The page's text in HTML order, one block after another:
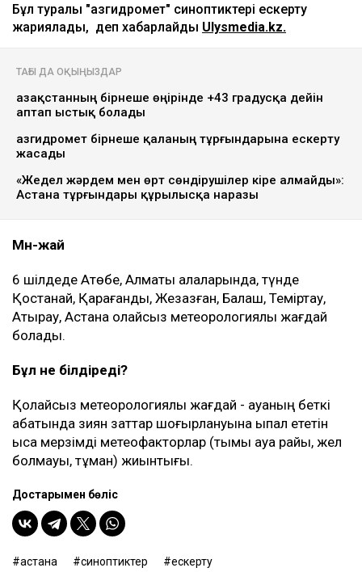
Бұл туралы "Қазгидромет" синоптиктері ескерту
жариялады, деп хабарлайды Ulysmedia.kz.
ТАҒЫ ДА ОҚЫҢЫЗДАР
Қазақстанның бірнеше өңірінде +43 градусқа дейін
аптап ыстық болады
Қазгидромет бірнеше қаланың тұрғындарына ескерту
жасады
«Жедел жәрдем мен өрт сөндірушілер кіре алмайды»:
Астана тұрғындары құрылысқа наразы
Мән-жай
6 шілдеде Ақтөбе, Алматы қалаларында, түнде
Қостанай, Қарағанды, Жезқазған, Балқаш, Теміртау,
Атырау, Астана қолайсыз метеорологиялық жағдай
болады.
Бұл не білдіреді?
Қолайсыз метеорологиялық жағдай - ауаның беткі
қабатында зиян заттар шоғырлануына ықпал ететін
қысқа мерзімді метеофакторлар (тымық ауа райы, жел
болмауы, тұман) жиынтығы.
Достарыңмен бөліс
астана синоптиктер ескерту